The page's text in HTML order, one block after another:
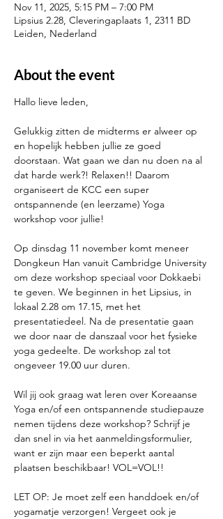
Nov 11, 2025, 5:15 PM – 7:00 PM
Lipsius 2.28, Cleveringaplaats 1, 2311 BD
Leiden, Nederland
About the event
Hallo lieve leden,
Gelukkig zitten de midterms er alweer op
en hopelijk hebben jullie ze goed
doorstaan. Wat gaan we dan nu doen na al
dat harde werk?! Relaxen!! Daarom
organiseert de KCC een super
ontspannende (en leerzame) Yoga
workshop voor jullie!
Op dinsdag 11 november komt meneer
Dongkeun Han vanuit Cambridge University
om deze workshop speciaal voor Dokkaebi
te geven. We beginnen in het Lipsius, in
lokaal 2.28 om 17.15, met het
presentatiedeel. Na de presentatie gaan
we door naar de danszaal voor het fysieke
yoga gedeelte. De workshop zal tot
ongeveer 19.00 uur duren.
Wil jij ook graag wat leren over Koreaanse
Yoga en/of een ontspannende studiepauze
nemen tijdens deze workshop? Schrijf je
dan snel in via het aanmeldingsformulier,
want er zijn maar een beperkt aantal
plaatsen beschikbaar! VOL=VOL!!
LET OP: Je moet zelf een handdoek en/of
yogamatje verzorgen! Vergeet ook je